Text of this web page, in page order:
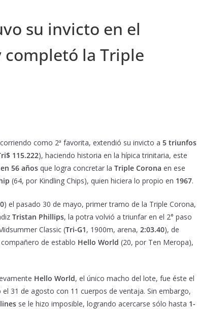
su invicto en el
completó la Triple
como 2ª favorita, extendió su invicto a 5 triunfos
115.222), haciendo historia en la hípica trinitaria, este
56 años que logra concretar la Triple Corona en ese
(64, por Kindling Chips), quien hiciera lo propio en 1967.
) el pasado 30 de mayo, primer tramo de la Triple Corona,
Tristan Phillips, la potra volvió a triunfar en el 2° paso
Classic (Tri-G1, 1900m, arena, 2:03.40), de
de establo Hello World (20, por Ten Meropa),
Hello World, el único macho del lote, fue éste el
31 de agosto con 11 cuerpos de ventaja. Sin embargo,
se le hizo imposible, logrando acercarse sólo hasta 1-